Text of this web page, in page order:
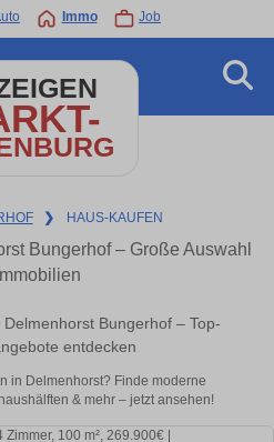
Immo Job
❯ HAUS-KAUFEN
Bungerhof – Große Auswahl
Bungerhof – Top-
entdecken
in Delmenhorst? Finde moderne
& mehr – jetzt ansehen!